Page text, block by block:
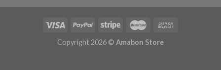
Copyright 2026 © Amabon Store